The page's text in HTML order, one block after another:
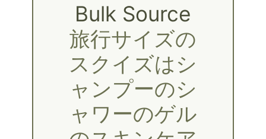
Bulk Source
旅行サイズの
スクイズはシ
ャンプーのシ
ャワーのゲル